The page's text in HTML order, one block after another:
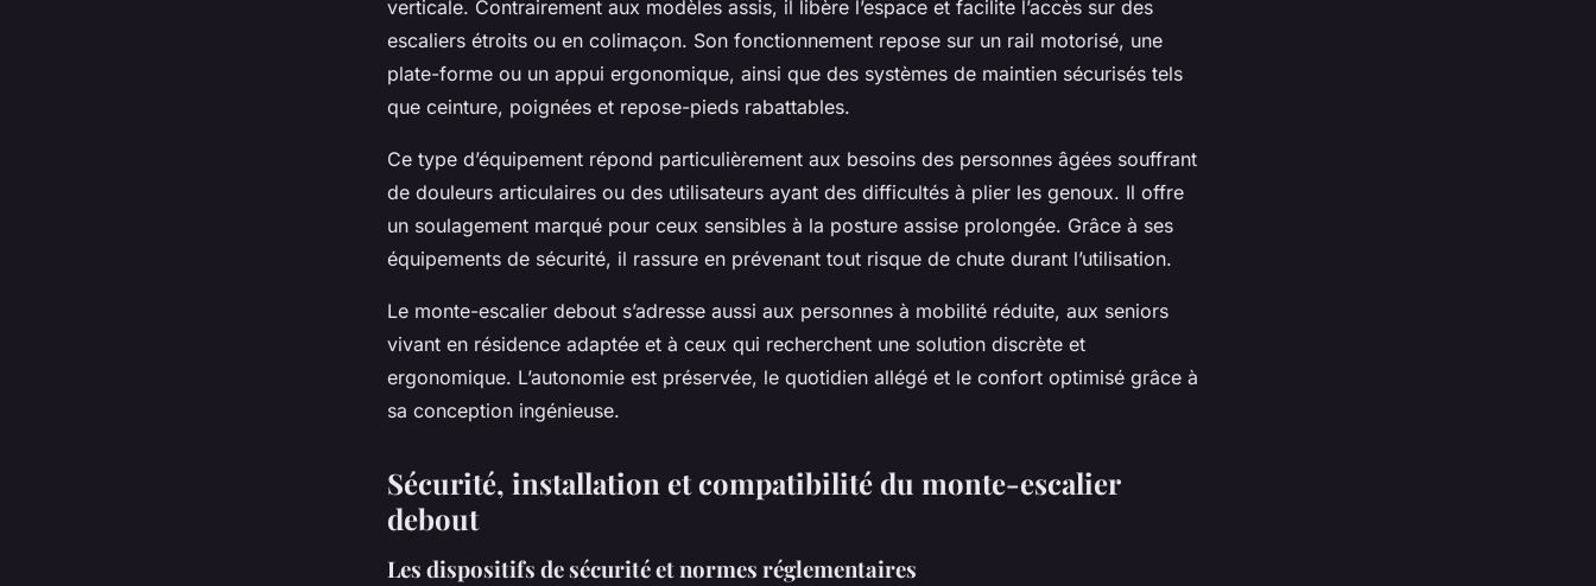
verticale. Contrairement aux modèles assis, il libère l’espace et facilite l’accès sur des
escaliers étroits ou en colimaçon. Son fonctionnement repose sur un rail motorisé, une
plate-forme ou un appui ergonomique, ainsi que des systèmes de maintien sécurisés tels
que ceinture, poignées et repose-pieds rabattables.
Ce type d’équipement répond particulièrement aux besoins des personnes âgées souffrant
de douleurs articulaires ou des utilisateurs ayant des difficultés à plier les genoux. Il offre
un soulagement marqué pour ceux sensibles à la posture assise prolongée. Grâce à ses
équipements de sécurité, il rassure en prévenant tout risque de chute durant l’utilisation.
Le monte-escalier debout s’adresse aussi aux personnes à mobilité réduite, aux seniors
vivant en résidence adaptée et à ceux qui recherchent une solution discrète et
ergonomique. L’autonomie est préservée, le quotidien allégé et le confort optimisé grâce à
sa conception ingénieuse.
Sécurité, installation et compatibilité du monte-escalier
debout
Les dispositifs de sécurité et normes réglementaires